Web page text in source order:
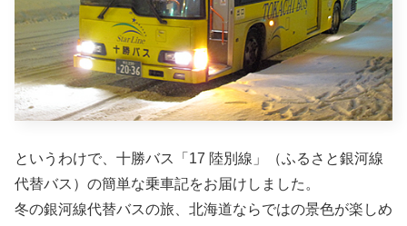
というわけで、十勝バス「17 陸別線」（ふるさと銀河線
代替バス）の簡単な乗車記をお届けしました。
冬の銀河線代替バスの旅、北海道ならではの景色が楽しめ